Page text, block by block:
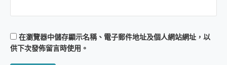
在瀏覽器中儲存顯示名稱、電子郵件地址及個人網站網址，以
供下次發佈留言時使用。